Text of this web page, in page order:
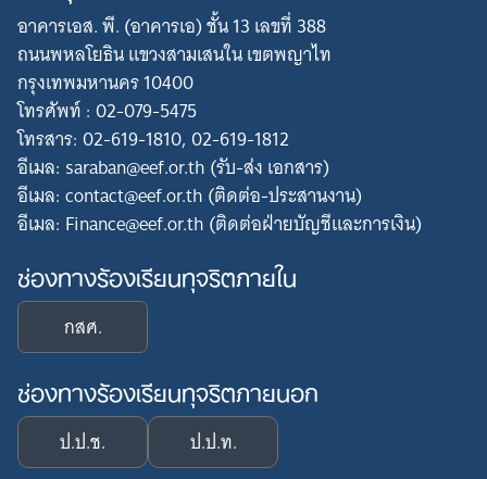
อาคารเอส. พี. (อาคารเอ) ชั้น 13 เลขที่ 388
ถนนพหลโยธิน แขวงสามเสนใน เขตพญาไท
กรุงเทพมหานคร 10400
โทรศัพท์ : 02-079-5475
โทรสาร: 02-619-1810, 02-619-1812
อีเมล: saraban@eef.or.th (รับ-ส่ง เอกสาร)
อีเมล: contact@eef.or.th (ติดต่อ-ประสานงาน)
อีเมล: Finance@eef.or.th (ติดต่อฝ่ายบัญชีและการเงิน)
ช่องทางร้องเรียนทุจริตภายใน
กสศ.
ช่องทางร้องเรียนทุจริตภายนอก
ป.ป.ช. ป.ป.ท.